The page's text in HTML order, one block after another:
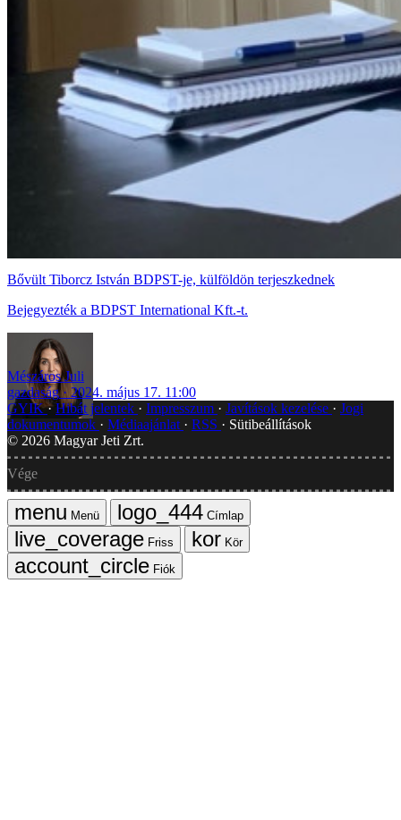
Bővült Tiborcz István BDPST-je, külföldön terjeszkednek
Bejegyezték a BDPST International Kft.-t.
Mészáros Juli
gazdaság
2024. május 17. 11:00
GYIK Hibát jelentek Impresszum Javítások kezelése
Jogi
dokumentumok
Médiaajánlat RSS
Sütibeállítások
© 2026 Magyar Jeti Zrt.
Vége
Menü
Címlap
Friss
Kör
Fiók